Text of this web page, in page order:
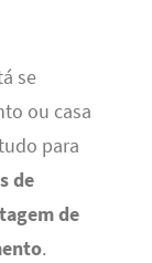
se
ou casa
para
de
de
.